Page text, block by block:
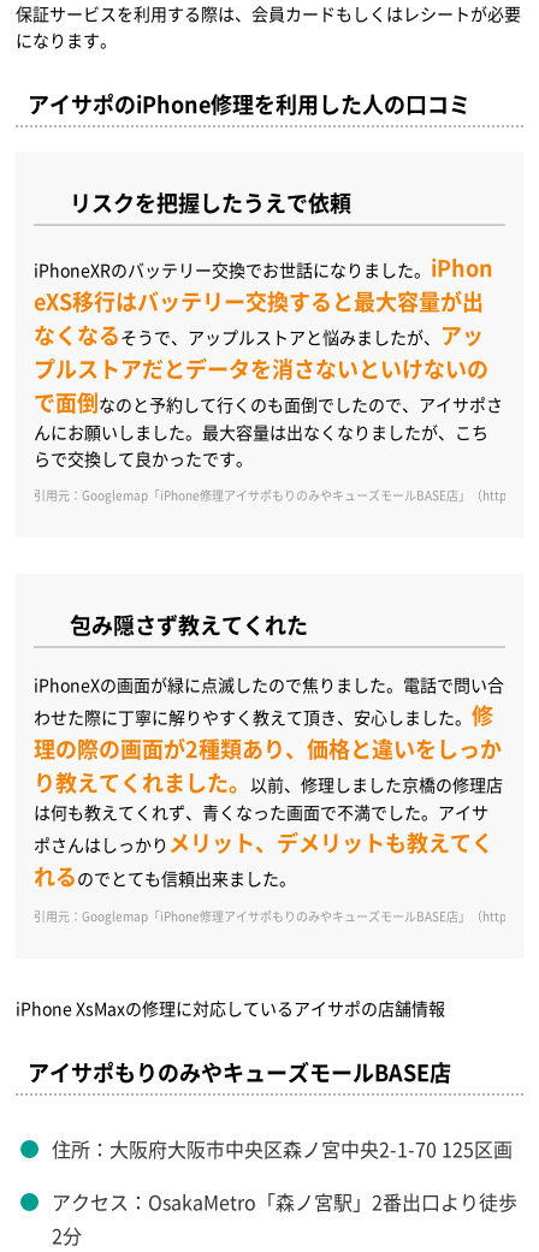
保証サービスを利用する際は、会員カードもしくはレシートが必要
になります。
アイサポのiPhone修理を利用した人の口コミ
リスクを把握したうえで依頼
iPhoneXRのバッテリー交換でお世話になりました。 iPhon
eXS移行はバッテリー交換すると最大容量が出
なくなるそうで、アップルストアと悩みましたが、 アッ
プルストアだとデータを消さないといけないの
で面倒なのと予約して行くのも面倒でしたので、アイサポさ
んにお願いしました。最大容量は出なくなりましたが、こち
らで交換して良かったです。
引用元：Googlemap「iPhone修理アイサポもりのみやキューズモールBASE店」（
包み隠さず教えてくれた
iPhoneXの画面が緑に点滅したので焦りました。電話で問い合
わせた際に丁寧に解りやすく教えて頂き、安心しました。修
理の際の画面が2種類あり、価格と違いをしっか
り教えてくれました。 以前、修理しました京橋の修理店
は何も教えてくれず、青くなった画面で不満でした。アイサ
ポさんはしっかり メリット、デメリットも教えてく
れるのでとても信頼出来ました。
引用元：Googlemap「iPhone修理アイサポもりのみやキューズモールBASE店」（https://
iPhone XsMaxの修理に対応しているアイサポの店舗情報
アイサポもりのみやキューズモールBASE店
住所：大阪府大阪市中央区森ノ宮中央2-1-70 125区画
アクセス：OsakaMetro「森ノ宮駅」2番出口より徒歩
2分